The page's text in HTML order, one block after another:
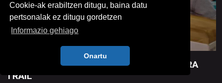
Cookie-ak erabiltzen ditugu, baina datu
pertsonalak ez ditugu gordetzen
Informazio gehiago
Onartu
Euskal Trails 2022: Betti Ourthiague -ULTRA
TRAIL